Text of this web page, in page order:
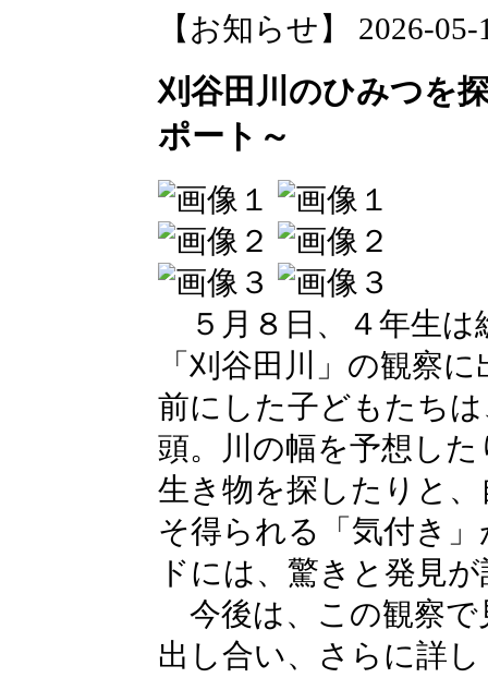
【お知らせ】 2026-
刈谷田川のひみつを
ポート～
５月８日、４年生は
「刈谷田川」の観察
前にした子どもたち
頭。川の幅を予想し
生き物を探したりと
そ得られる「気付き
ドには、驚きと発見
今後は、この観察で
出し合い、さらに詳